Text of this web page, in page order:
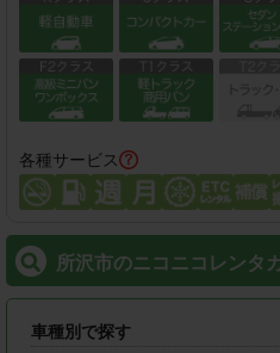
各種サービス
所沢市のニコニコレンタ
車種別で探す